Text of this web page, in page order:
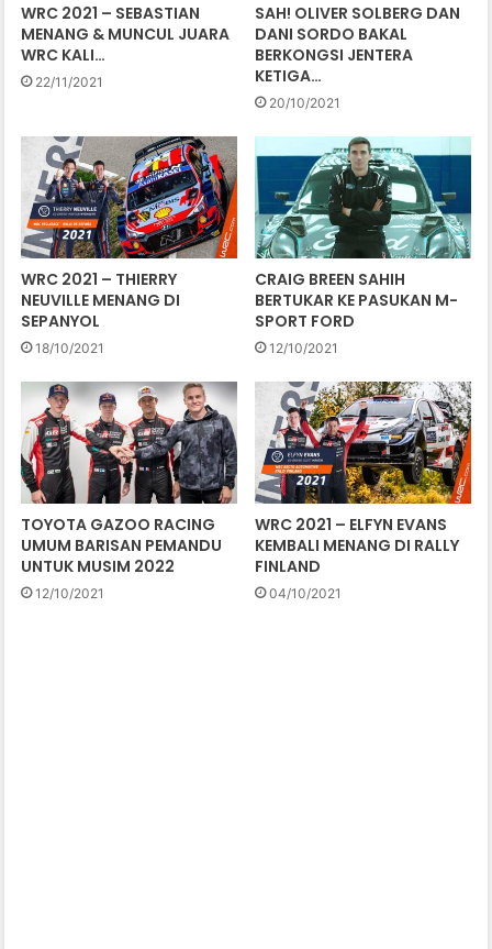
WRC 2021 – SEBASTIAN
MENANG & MUNCUL JUARA
WRC KALI…
22/11/2021
SAH! OLIVER SOLBERG DAN
DANI SORDO BAKAL
BERKONGSI JENTERA
KETIGA…
20/10/2021
WRC 2021 – THIERRY
NEUVILLE MENANG DI
SEPANYOL
18/10/2021
CRAIG BREEN SAHIH
BERTUKAR KE PASUKAN M-
SPORT FORD
12/10/2021
TOYOTA GAZOO RACING
UMUM BARISAN PEMANDU
UNTUK MUSIM 2022
12/10/2021
WRC 2021 – ELFYN EVANS
KEMBALI MENANG DI RALLY
FINLAND
04/10/2021